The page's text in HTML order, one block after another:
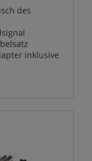
des
inklusive